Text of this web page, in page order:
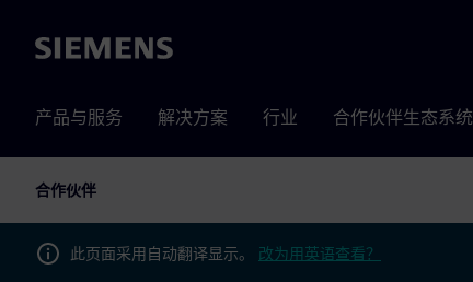
Siemens
产品与服务 解决方案 行业 合作伙伴生态系统
合作伙伴
此页面采用自动翻译显示。 改为用英语查看？